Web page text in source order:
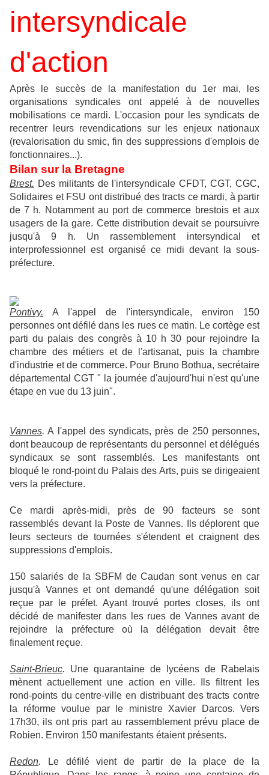
intersyndicale
d'action
Après le succès de la manifestation du 1er mai, les
organisations syndicales ont appelé à de nouvelles
mobilisations ce mardi. L'occasion pour les syndicats de
recentrer leurs revendications sur les enjeux nationaux
(revalorisation du smic, fin des suppressions d'emplois de
fonctionnaires...).
Bilan sur la Bretagne
Brest. Des militants de l'intersyndicale CFDT, CGT, CGC,
Solidaires et FSU ont distribué des tracts ce mardi, à partir
de 7 h. Notamment au port de commerce brestois et aux
usagers de la gare. Cette distribution devait se poursuivre
jusqu'à 9 h. Un rassemblement intersyndical et
interprofessionnel est organisé ce midi devant la sous-
préfecture.
Pontivy. A l'appel de l'intersyndicale, environ 150
personnes ont défilé dans les rues ce matin. Le cortège est
parti du palais des congrès à 10 h 30 pour rejoindre la
chambre des métiers et de l'artisanat, puis la chambre
d'industrie et de commerce. Pour Bruno Bothua, secrétaire
départemental CGT " la journée d'aujourd'hui n'est qu'une
étape en vue du 13 juin".
Vannes. A l'appel des syndicats, près de 250 personnes,
dont beaucoup de représentants du personnel et délégués
syndicaux se sont rassemblés. Les manifestants ont
bloqué le rond-point du Palais des Arts, puis se dirigeaient
vers la préfecture.
Ce mardi après-midi, près de 90 facteurs se sont
rassemblés devant la Poste de Vannes. Ils déplorent que
leurs secteurs de tournées s'étendent et craignent des
suppressions d'emplois.
150 salariés de la SBFM de Caudan sont venus en car
jusqu'à Vannes et ont demandé qu'une délégation soit
reçue par le préfet. Ayant trouvé portes closes, ils ont
décidé de manifester dans les rues de Vannes avant de
rejoindre la préfecture où la délégation devait être
finalement reçue.
Saint-Brieuc. Une quarantaine de lycéens de Rabelais
mènent actuellement une action en ville. Ils filtrent les
rond-points du centre-ville en distribuant des tracts contre
la réforme voulue par le ministre Xavier Darcos. Vers
17h30, ils ont pris part au rassemblement prévu place de
Robien. Environ 150 manifestants étaient présents.
Redon. Le défilé vient de partir de la place de la